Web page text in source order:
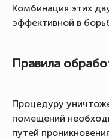
Комбинация этих
эффективной в
Правила
Процедуру
помещений
путей